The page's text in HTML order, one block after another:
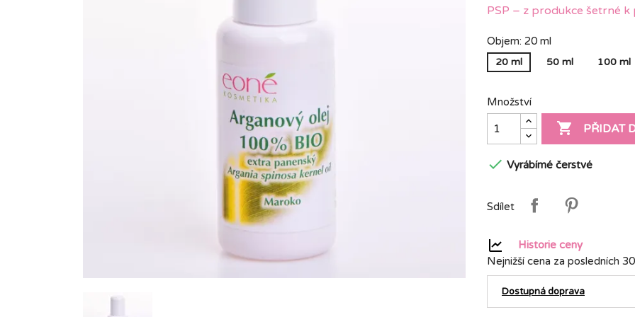
PSP – z produkce šetrné
Objem: 20 ml
20 ml 50 ml 100 ml
Množství
 PŘIDAT
 Vyrábímé čerstvé
Sdílet
Historie ceny
Nejnižší cena za posledních
Dostupná doprava